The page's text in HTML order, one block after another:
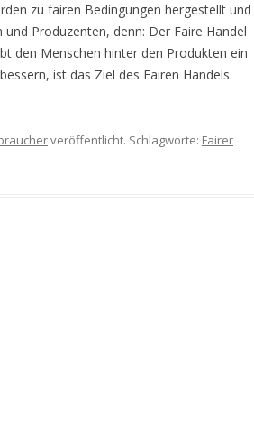
zu fairen Bedingungen hergestellt und
Produzenten, denn: Der Faire Handel
den Menschen hinter den Produkten ein
ist das Ziel des Fairen Handels.
veröffentlicht. Schlagworte: Fairer